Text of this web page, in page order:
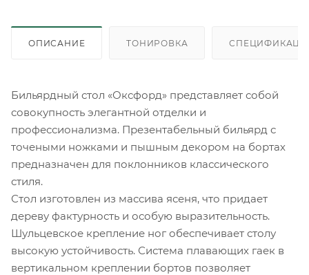
ОПИСАНИЕ ТОНИРОВКА
Бильярдный стол «Оксфорд» представляет собой
совокупность элегантной отделки и
профессионализма. Презентабельный бильярд с
точеными ножками и пышным декором на бортах
предназначен для поклонников классического
стиля.
Стол изготовлен из массива ясеня, что придает
дереву фактурность и особую выразительность.
Шульцевское крепление ног обеспечивает столу
высокую устойчивость. Система плавающих гаек в
вертикальном креплении бортов позволяет